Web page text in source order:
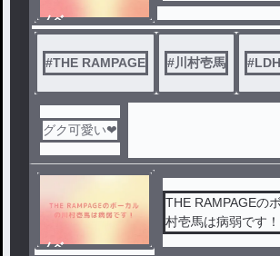
ノベ
ル
#THE RAMPAGE #川村壱馬 #LDH
グク可愛い❤
ノベ
THE RAMPAGEの
村壱馬は病弱です！